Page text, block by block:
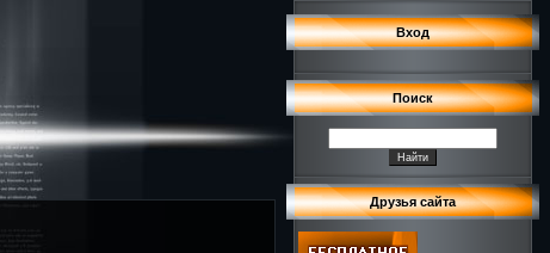
Вход
Поиск
Друзья сайта